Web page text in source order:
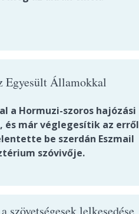
Egyesült Államokkal
a Hormuzi-szoros hajózási
már véglegesítik az erről
be szerdán Eszmail
szóvivője.
szövetségesek lelkesedése